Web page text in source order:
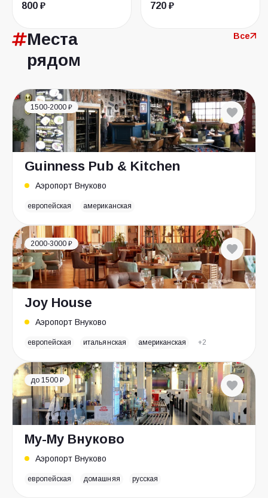
800 ₽ 720 ₽
Места
рядом
Все
1500-2000 ₽
Guinness Pub & Kitchen
Аэропорт Внуково
европейская американская
2000-3000 ₽
Joy House
Аэропорт Внуково
европейская итальянская американская +2
до 1500 ₽
Му-Му Внуково
Аэропорт Внуково
европейская домашняя русская